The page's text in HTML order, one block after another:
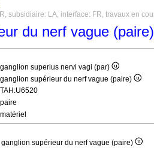
subsidiaire: LA, interface: FR, travaux en
du nerf vague
ganglion superius nervi vagi (par)
ganglion supérieur du nerf vague (paire)
TAH:U6520
paire
matériel
ganglion supérieur du nerf vague (paire)